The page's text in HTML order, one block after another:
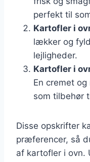
perfekt til
Kartofler i
lækker og
lejligheder.
Kartofler i
En cremet
som tilbehør
Disse opskrifter
præferencer, så
af kartofler i ovn.